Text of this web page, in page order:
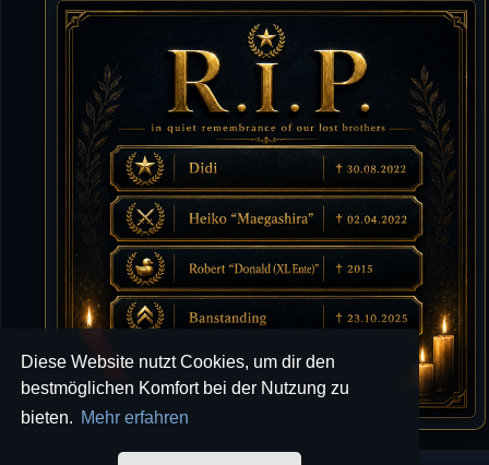
Diese Website nutzt Cookies, um dir den
bestmöglichen Komfort bei der Nutzung zu
bieten. Mehr erfahren
27. Dez 2023, 22:48
DieWildeHilde
10.07.2026 / 12:48
Happy Birthday Chickpea
DieWildeHilde
10.07.2026 / 10:08
Hallo meine Lieben!
Isimiyaki
10.07.2026 / 00:34
Alles gute chickpea
Was geht aaaaaaaaaaaab
[XL]Oldie-Dellmuth
Wartungsarbeiten zwischen 12 - 13 Uhr am Freitag !!!